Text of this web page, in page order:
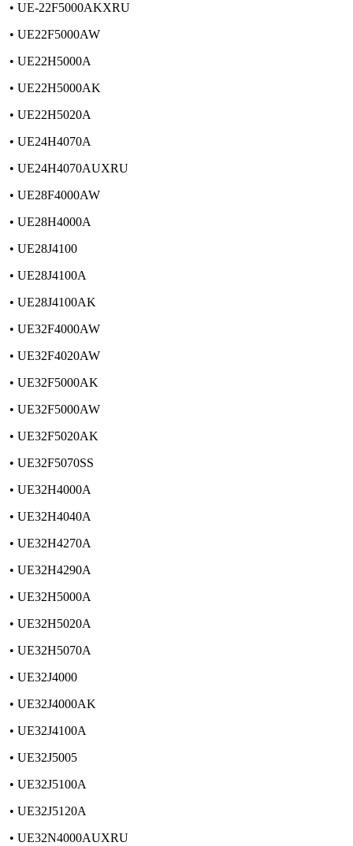
• UE-22F5000AKXRU
• UE22F5000AW
• UE22H5000A
• UE22H5000AK
• UE22H5020A
• UE24H4070A
• UE24H4070AUXRU
• UE28F4000AW
• UE28H4000A
• UE28J4100
• UE28J4100A
• UE28J4100AK
• UE32F4000AW
• UE32F4020AW
• UE32F5000AK
• UE32F5000AW
• UE32F5020AK
• UE32F5070SS
• UE32H4000A
• UE32H4040A
• UE32H4270A
• UE32H4290A
• UE32H5000A
• UE32H5020A
• UE32H5070A
• UE32J4000
• UE32J4000AK
• UE32J4100A
• UE32J5005
• UE32J5100A
• UE32J5120A
• UE32N4000AUXRU